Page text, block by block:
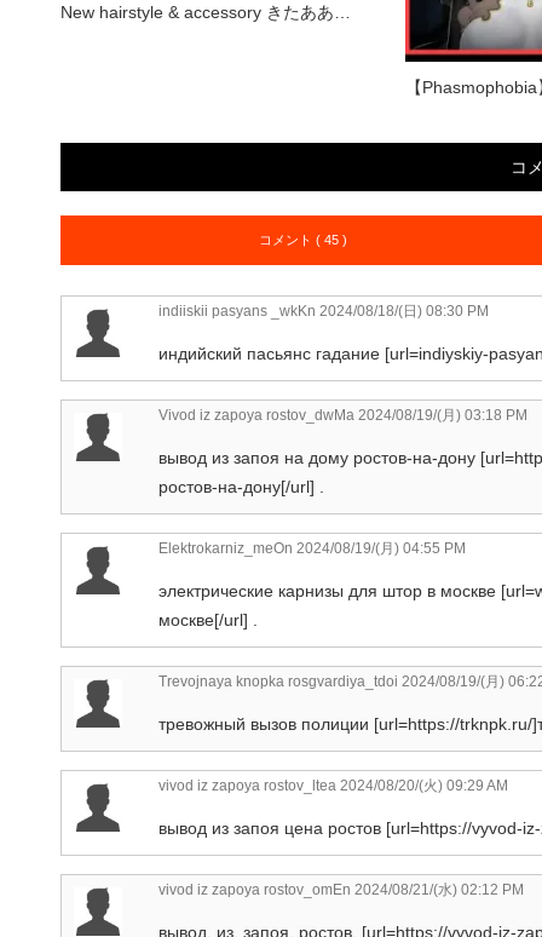
New hairstyle & accessory きたああ…
【
コ
コメント ( 45 )
indiiskii pasyans _wkKn 2024/08/18/(日) 08:30 PM
индийский пасьянс гадание [url=indiyskiy-
Vivod iz zapoya rostov_dwMa 2024/08/19/(月) 03:18 PM
вывод из запоя на дому ростов-на-дону
ростов-на-дону[/url] .
Elektrokarniz_meOn 2024/08/19/(月) 04:55 PM
электрические карнизы для штор в москве
москве[/url] .
Trevojnaya knopka rosgvardiya_tdoi 2024/08/19/(月)
тревожный вызов полиции [url=https://trknpk.ru/
vivod iz zapoya rostov_ltea 2024/08/20/(火) 09:29 AM
вывод из запоя цена ростов [url=https://vyvod-
vivod iz zapoya rostov_omEn 2024/08/21/(水) 02:12 PM
вывод. из. запоя. ростов. [url=https://vyvod-iz-